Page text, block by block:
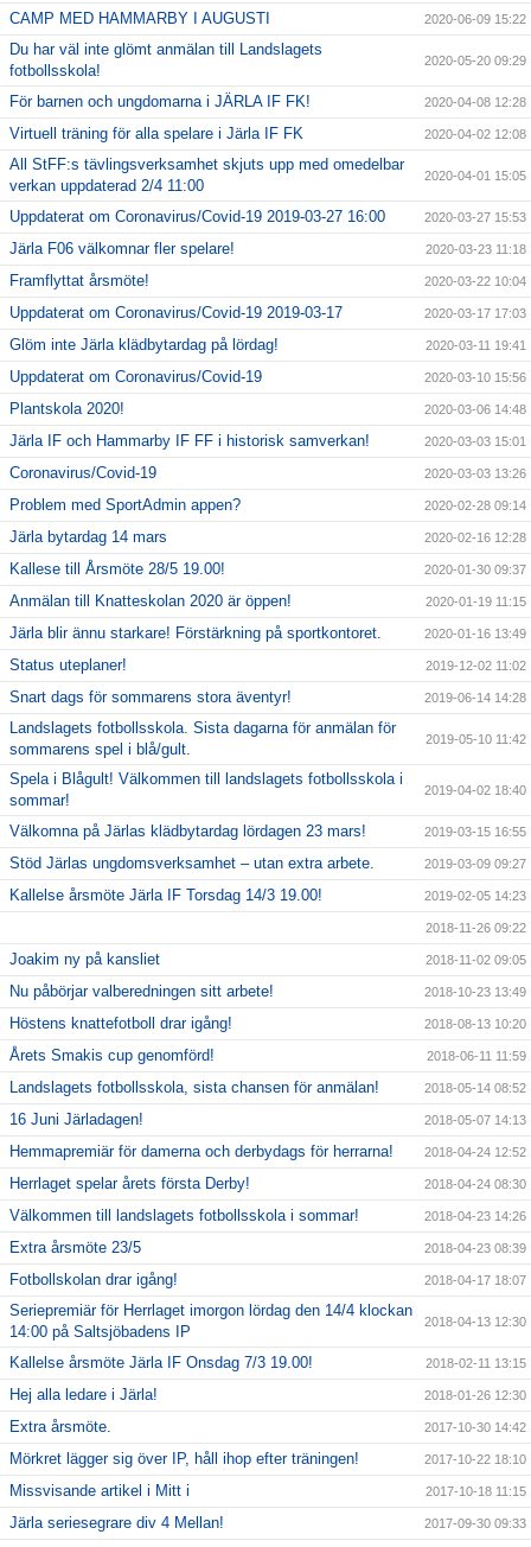
CAMP MED HAMMARBY I AUGUSTI 2020-06-09 15:22
Du har väl inte glömt anmälan till Landslagets
fotbollsskola!
2020-05-20 09:29
För barnen och ungdomarna i JÄRLA IF FK! 2020-04-08 12:28
Virtuell träning för alla spelare i Järla IF FK 2020-04-02 12:08
All StFF:s tävlingsverksamhet skjuts upp med omedelbar
verkan uppdaterad 2/4 11:00
2020-04-01 15:05
Uppdaterat om Coronavirus/Covid-19 2019-03-27 16:00 2020-03-27 15:53
Järla F06 välkomnar fler spelare! 2020-03-23 11:18
Framflyttat årsmöte! 2020-03-22 10:04
Uppdaterat om Coronavirus/Covid-19 2019-03-17 2020-03-17 17:03
Glöm inte Järla klädbytardag på lördag! 2020-03-11 19:41
Uppdaterat om Coronavirus/Covid-19 2020-03-10 15:56
Plantskola 2020! 2020-03-06 14:48
Järla IF och Hammarby IF FF i historisk samverkan! 2020-03-03 15:01
Coronavirus/Covid-19 2020-03-03 13:26
Problem med SportAdmin appen? 2020-02-28 09:14
Järla bytardag 14 mars 2020-02-16 12:28
Kallese till Årsmöte 28/5 19.00! 2020-01-30 09:37
Anmälan till Knatteskolan 2020 är öppen! 2020-01-19 11:15
Järla blir ännu starkare! Förstärkning på sportkontoret. 2020-01-16 13:49
Status uteplaner! 2019-12-02 11:02
Snart dags för sommarens stora äventyr! 2019-06-14 14:28
Landslagets fotbollsskola. Sista dagarna för anmälan för
sommarens spel i blå/gult.
2019-05-10 11:42
Spela i Blågult! Välkommen till landslagets fotbollsskola i
sommar!
2019-04-02 18:40
Välkomna på Järlas klädbytardag lördagen 23 mars! 2019-03-15 16:55
Stöd Järlas ungdomsverksamhet – utan extra arbete. 2019-03-09 09:27
Kallelse årsmöte Järla IF Torsdag 14/3 19.00! 2019-02-05 14:23
2018-11-26 09:22
Joakim ny på kansliet 2018-11-02 09:05
Nu påbörjar valberedningen sitt arbete! 2018-10-23 13:49
Höstens knattefotboll drar igång! 2018-08-13 10:20
Årets Smakis cup genomförd! 2018-06-11 11:59
Landslagets fotbollsskola, sista chansen för anmälan! 2018-05-14 08:52
16 Juni Järladagen! 2018-05-07 14:13
Hemmapremiär för damerna och derbydags för herrarna! 2018-04-24 12:52
Herrlaget spelar årets första Derby! 2018-04-24 08:30
Välkommen till landslagets fotbollsskola i sommar! 2018-04-23 14:26
Extra årsmöte 23/5 2018-04-23 08:39
Fotbollskolan drar igång! 2018-04-17 18:07
Seriepremiär för Herrlaget imorgon lördag den 14/4 klockan
14:00 på Saltsjöbadens IP
2018-04-13 12:30
Kallelse årsmöte Järla IF Onsdag 7/3 19.00! 2018-02-11 13:15
Hej alla ledare i Järla! 2018-01-26 12:30
Extra årsmöte. 2017-10-30 14:42
Mörkret lägger sig över IP, håll ihop efter träningen! 2017-10-22 18:10
Missvisande artikel i Mitt i 2017-10-18 11:15
Järla seriesegrare div 4 Mellan! 2017-09-30 09:33